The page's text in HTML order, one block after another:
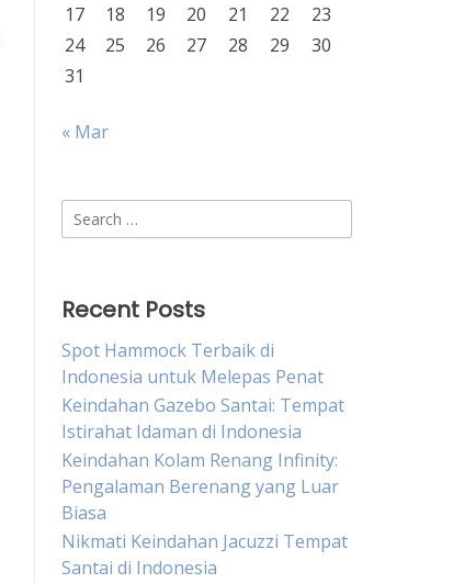
17
18 19 20 21 22
23
24
25 26 27 28 29
30
31
« Mar
Search
for:
Recent Posts
Spot Hammock Terbaik di
Indonesia untuk Melepas Penat
Keindahan Gazebo Santai: Tempat
Istirahat Idaman di Indonesia
Keindahan Kolam Renang Infinity:
Pengalaman Berenang yang Luar
Biasa
Nikmati Keindahan Jacuzzi Tempat
Santai di Indonesia